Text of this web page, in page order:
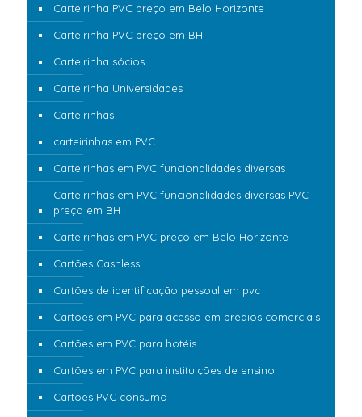
Carteirinha PVC preço em Belo Horizonte
Carteirinha PVC preço em BH
Carteirinha sócios
Carteirinha Universidades
Carteirinhas
carteirinhas em PVC
Carteirinhas em PVC funcionalidades diversas
Carteirinhas em PVC funcionalidades diversas PVC
preço em BH
Carteirinhas em PVC preço em Belo Horizonte
Cartões Cashless
Cartões de identificação pessoal em pvc
Cartões em PVC para acesso em prédios comerciais
Cartões em PVC para hotéis
Cartões em PVC para instituições de ensino
Cartões PVC consumo